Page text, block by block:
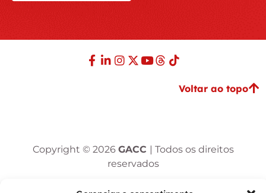
Voltar ao topo
Copyright © 2026 GACC
| Todos os direitos
reservados
Desenvolvido por:DivWebsites